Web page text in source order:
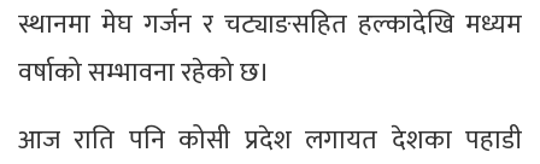
स्थानमा मेघ गर्जन र चट्याङसहित हल्कादेखि मध्यम
वर्षाको सम्भावना रहेको छ।
आज राति पनि कोसी प्रदेश लगायत देशका पहाडी